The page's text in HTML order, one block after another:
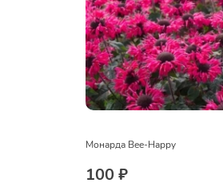
Монарда Bee-Happy
100 ₽